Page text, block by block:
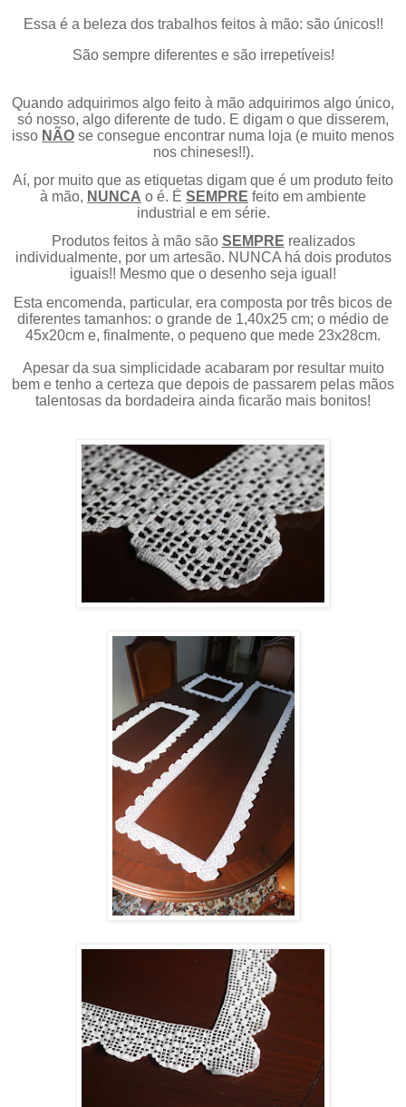
Essa é a beleza dos trabalhos feitos à mão: são únicos!!
São sempre diferentes e são irrepetíveis!
Quando adquirimos algo feito à mão adquirimos algo único,
só nosso, algo diferente de tudo. E digam o que disserem,
isso NÃO se consegue encontrar numa loja (e muito menos
nos chineses!!).
Aí, por muito que as etiquetas digam que é um produto feito
à mão, NUNCA o é. É SEMPRE feito em ambiente
industrial e em série.
Produtos feitos à mão são SEMPRE realizados
individualmente, por um artesão. NUNCA há dois produtos
iguais!! Mesmo que o desenho seja igual!
Esta encomenda, particular, era composta por três bicos de
diferentes tamanhos: o grande de 1,40x25 cm; o médio de
45x20cm e, finalmente, o pequeno que mede 23x28cm.
Apesar da sua simplicidade acabaram por resultar muito
bem e tenho a certeza que depois de passarem pelas mãos
talentosas da bordadeira ainda ficarão mais bonitos!